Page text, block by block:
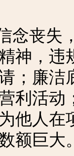
念丧失
神，
；廉洁
利活
他人在
额巨大